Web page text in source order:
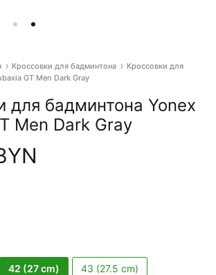
Кроссовки для бадминтона
Кроссовки для
GT Men Dark Gray
для бадминтона Yonex
Men Dark Gray
42 (27 cm) 43 (27.5 cm)